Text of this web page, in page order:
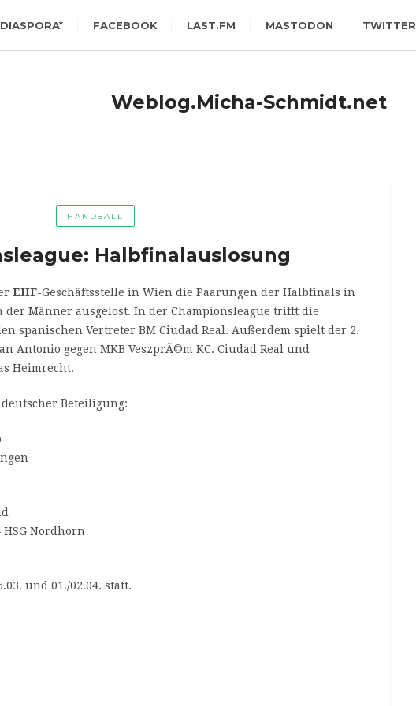
DIASPORA* FACEBOOK LAST.FM MASTODON TWITTER
Weblog.Micha-Schmidt.net
HANDBALL
Halbfinalauslosung
EHF-Geschäftsstelle in Wien die Paarungen der Halbfinals in
der Männer ausgelost. In der Championsleague trifft die
spanischen Vertreter BM Ciudad Real. Außerdem spielt der 2.
Antonio gegen MKB VeszprÃ©m KC. Ciudad Real und
Heimrecht.
Beteiligung:
HSG Nordhorn
und 01./02.04. statt.